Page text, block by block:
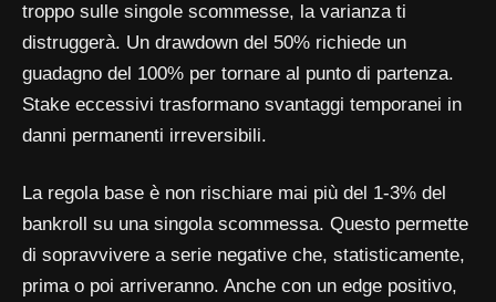
troppo sulle singole scommesse, la varianza ti
distruggerà. Un drawdown del 50% richiede un
guadagno del 100% per tornare al punto di partenza.
Stake eccessivi trasformano svantaggi temporanei in
danni permanenti irreversibili.
La regola base è non rischiare mai più del 1-3% del
bankroll su una singola scommessa. Questo permette
di sopravvivere a serie negative che, statisticamente,
prima o poi arriveranno. Anche con un edge positivo,